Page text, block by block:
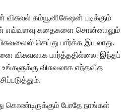
விசுவல் கம்யூனிகேஷன் படிக்கும்
எவ்வளவு கதைகளை சொன்னாலும்
செய்து பார்க்க இயலாது.
பார்த்ததில்லை. இந்தப்
விசுவலாக எந்தவித
கொண்டிருக்கும் போதே நாங்கள்